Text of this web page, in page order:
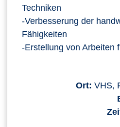
Techniken
-Verbesserung der
Fähigkeiten
-Erstellung von Arbeiten
Ort: VHS,